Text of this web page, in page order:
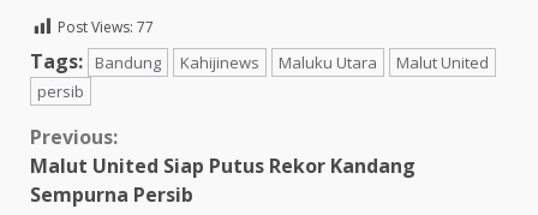
Post Views: 77
Tags: Bandung Kahijinews Maluku Utara
Malut United
persib
Continue
Reading
Previous:
Malut United Siap Putus Rekor Kandang
Sempurna Persib